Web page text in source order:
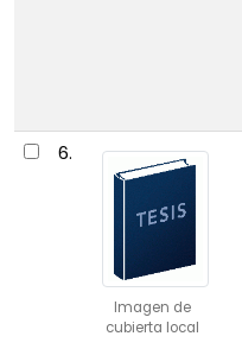
6.
Imagen de
cubierta local